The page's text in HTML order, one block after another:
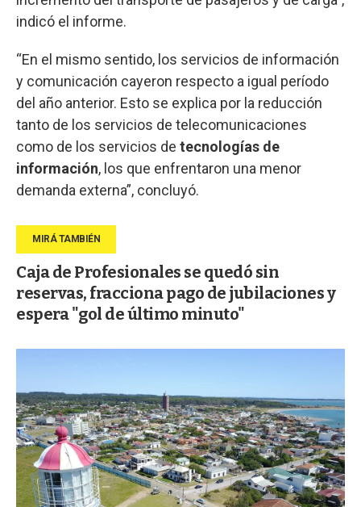
indicó el informe.
“En el mismo sentido, los servicios de información
y comunicación cayeron respecto a igual período
del año anterior. Esto se explica por la reducción
tanto de los servicios de telecomunicaciones
como de los servicios de tecnologías de
información, los que enfrentaron una menor
demanda externa”, concluyó.
Caja de Profesionales se quedó sin
reservas, fracciona pago de jubilaciones y
espera "gol de último minuto"